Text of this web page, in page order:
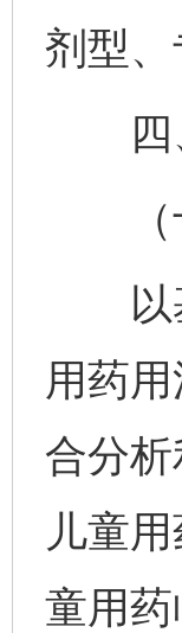
剂型
四、
（十
以基
用药
合分
儿童
童用